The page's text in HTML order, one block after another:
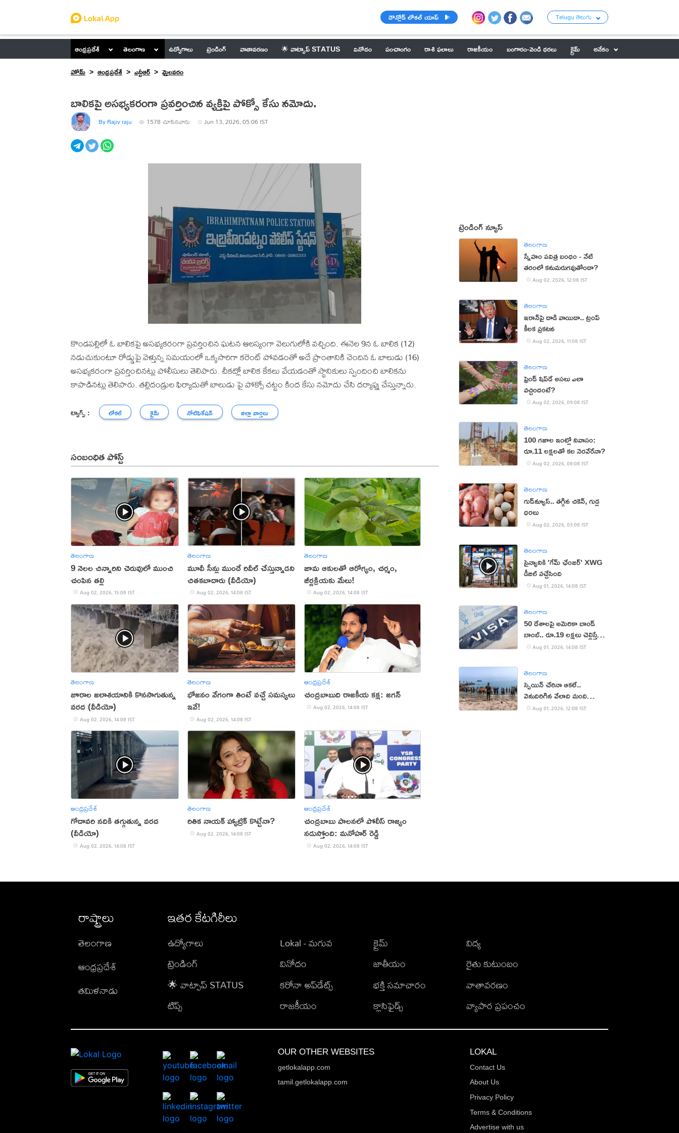
డౌన్లోడ్ లోకల్ యాప్ Telugu తెలుగు
ఆంధ్రప్రదేశ్ తెలంగాణ ఉద్యోగాలు ట్రెండింగ్ వాతావరణం 🌟 వాట్సాప్ STATUS వినోదం పంచాంగం రాశి ఫలాలు రాజకీయం బంగారం-వెండి ధరలు క్రైమ్
అనేకం
హోమ్
ఆంధ్రప్రదేశ్ ఎన్టీఆర్ మైలవరం
బాలికపై అసభ్యకరంగా ప్రవర్తించిన వ్యక్తిపై పోక్సో కేసు నమోదు.
By Rajiv raju 1578 చూసినవారు Jun 13, 2026, 05:06 IST
కొండపల్లిలో ఓ బాలికపై అసభ్యకరంగా ప్రవర్తించిన ఘటన ఆలస్యంగా వెలుగులోకి వచ్చింది. ఈనెల 9న ఓ బాలిక (12)
నడుచుకుంటూ రోడ్డుపై వెళ్తున్న సమయంలో ఒక్కసారిగా కరెంట్ పోవడంతో అదే ప్రాంతానికి చెందిన ఓ బాలుడు (16)
అసభ్యకరంగా ప్రవర్తించినట్లు పోలీసులు తెలిపారు. చీకట్లో బాలిక కేకలు వేయడంతో స్థానికులు స్పందించి బాలికను
కాపాడినట్లు తెలిపారు. తల్లిదండ్రుల ఫిర్యాదుతో బాలుడు పై పోక్సో చట్టం కింద కేసు నమోదు చేసి దర్యాప్తు చేస్తున్నారు.
ట్యాగ్స్ : లోకల్ క్రైమ్ నోటిఫికేషన్ జిల్లా వార్తలు
సంబంధిత పోస్ట్
తెలంగాణ
9 నెలల చిన్నారిని చెరువులో ముంచి
చంపిన తల్లి
Aug 02, 2026, 15:08 IST
తెలంగాణ
మూవీ సీన్లు ముందే రివీల్ చేస్తున్నాడని
చితకబాదారు (వీడియో)
Aug 02, 2026, 14:08 IST
తెలంగాణ
జామ ఆకులతో ఆరోగ్యం, చర్మం,
జీర్ణక్రియకు మేలు!
Aug 02, 2026, 14:08 IST
తెలంగాణ
జూరాల జలాశయానికి కొనసాగుతున్న
వరద (వీడియో)
Aug 02, 2026, 14:08 IST
తెలంగాణ
భోజనం వేగంగా తింటే వచ్చే సమస్యలు
ఇవే!
Aug 02, 2026, 14:08 IST
ఆంధ్రప్రదేశ్
చంద్రబాబుది రాజకీయ కక్ష: జగన్
Aug 02, 2026, 14:08 IST
ఆంధ్రప్రదేశ్
గోదావరి నదికి తగ్గుతున్న వరద
(వీడియో)
Aug 02, 2026, 14:08 IST
తెలంగాణ
రితిక నాయక్ హ్యాట్రిక్ కొట్టేనా?
Aug 02, 2026, 14:08 IST
ఆంధ్రప్రదేశ్
చంద్రబాబు పాలనలో పోలీస్ రాజ్యం
నడుస్తోంది: మనోహర్ రెడ్డి
Aug 02, 2026, 14:08 IST
ట్రెండింగ్ న్యూస్
తెలంగాణ
స్నేహం పవిత్ర బంధం - నేటి
తరంలో కనుమరుగవుతోందా?
Aug 02, 2026, 12:08 IST
తెలంగాణ
ఇరాన్‌పై దాడి వాయిదా.. ట్రంప్
కీలక ప్రకటన
Aug 02, 2026, 11:08 IST
తెలంగాణ
ఫ్రెండ్ షిప్‌డే అసలు ఎలా
వచ్చిందంటే?
Aug 02, 2026, 09:08 IST
తెలంగాణ
100 గజాల ఇంట్లో నివాసం:
రూ.11 లక్షలతో కల నెరవేరేనా?
Aug 02, 2026, 08:08 IST
తెలంగాణ
గుడ్‌న్యూస్.. తగ్గిన చికెన్, గుడ్ల
ధరలు
Aug 02, 2026, 03:08 IST
తెలంగాణ
సైన్యానికి 'గేమ్ ఛేంజర్' XWG
డీజిల్ వచ్చేసింది
Aug 01, 2026, 14:08 IST
తెలంగాణ
50 దేశాలపై అమెరికా బాండ్
బాంబ్.. రూ.19 లక్షలు చెల్లిస్తేనే
వీసా!Aug 01, 2026, 14:08 IST
తెలంగాణ
స్పెయిన్ చేరినా ఆకలే..
వెనుదిరిగిన వేలాది మంది
వలసదారులు
Aug 01, 2026, 12:08 IST
రాష్ట్రాలు
తెలంగాణ
ఆంధ్రప్రదేశ్
తమిళనాడు
ఇతర కేటగిరీలు
ఉద్యోగాలు
ట్రెండింగ్
🌟 వాట్సాప్ STATUS
టిప్స్
Lokal - మగువ
వినోదం
కరోనా అప్‌డేట్స్
రాజకీయం
క్రైమ్
జాతీయం
భక్తి సమాచారం
క్లాసిఫైడ్స్
విద్య
రైతు కుటుంబం
వాతావరణం
వ్యాపార ప్రపంచం
OUR OTHER WEBSITES
getlokalapp.com
tamil.getlokalapp.com
LOKAL
Contact Us
About Us
Privacy Policy
Terms & Conditions
Advertise with us